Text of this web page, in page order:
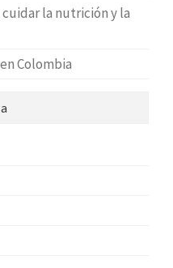
la nutrición y la
Colombia